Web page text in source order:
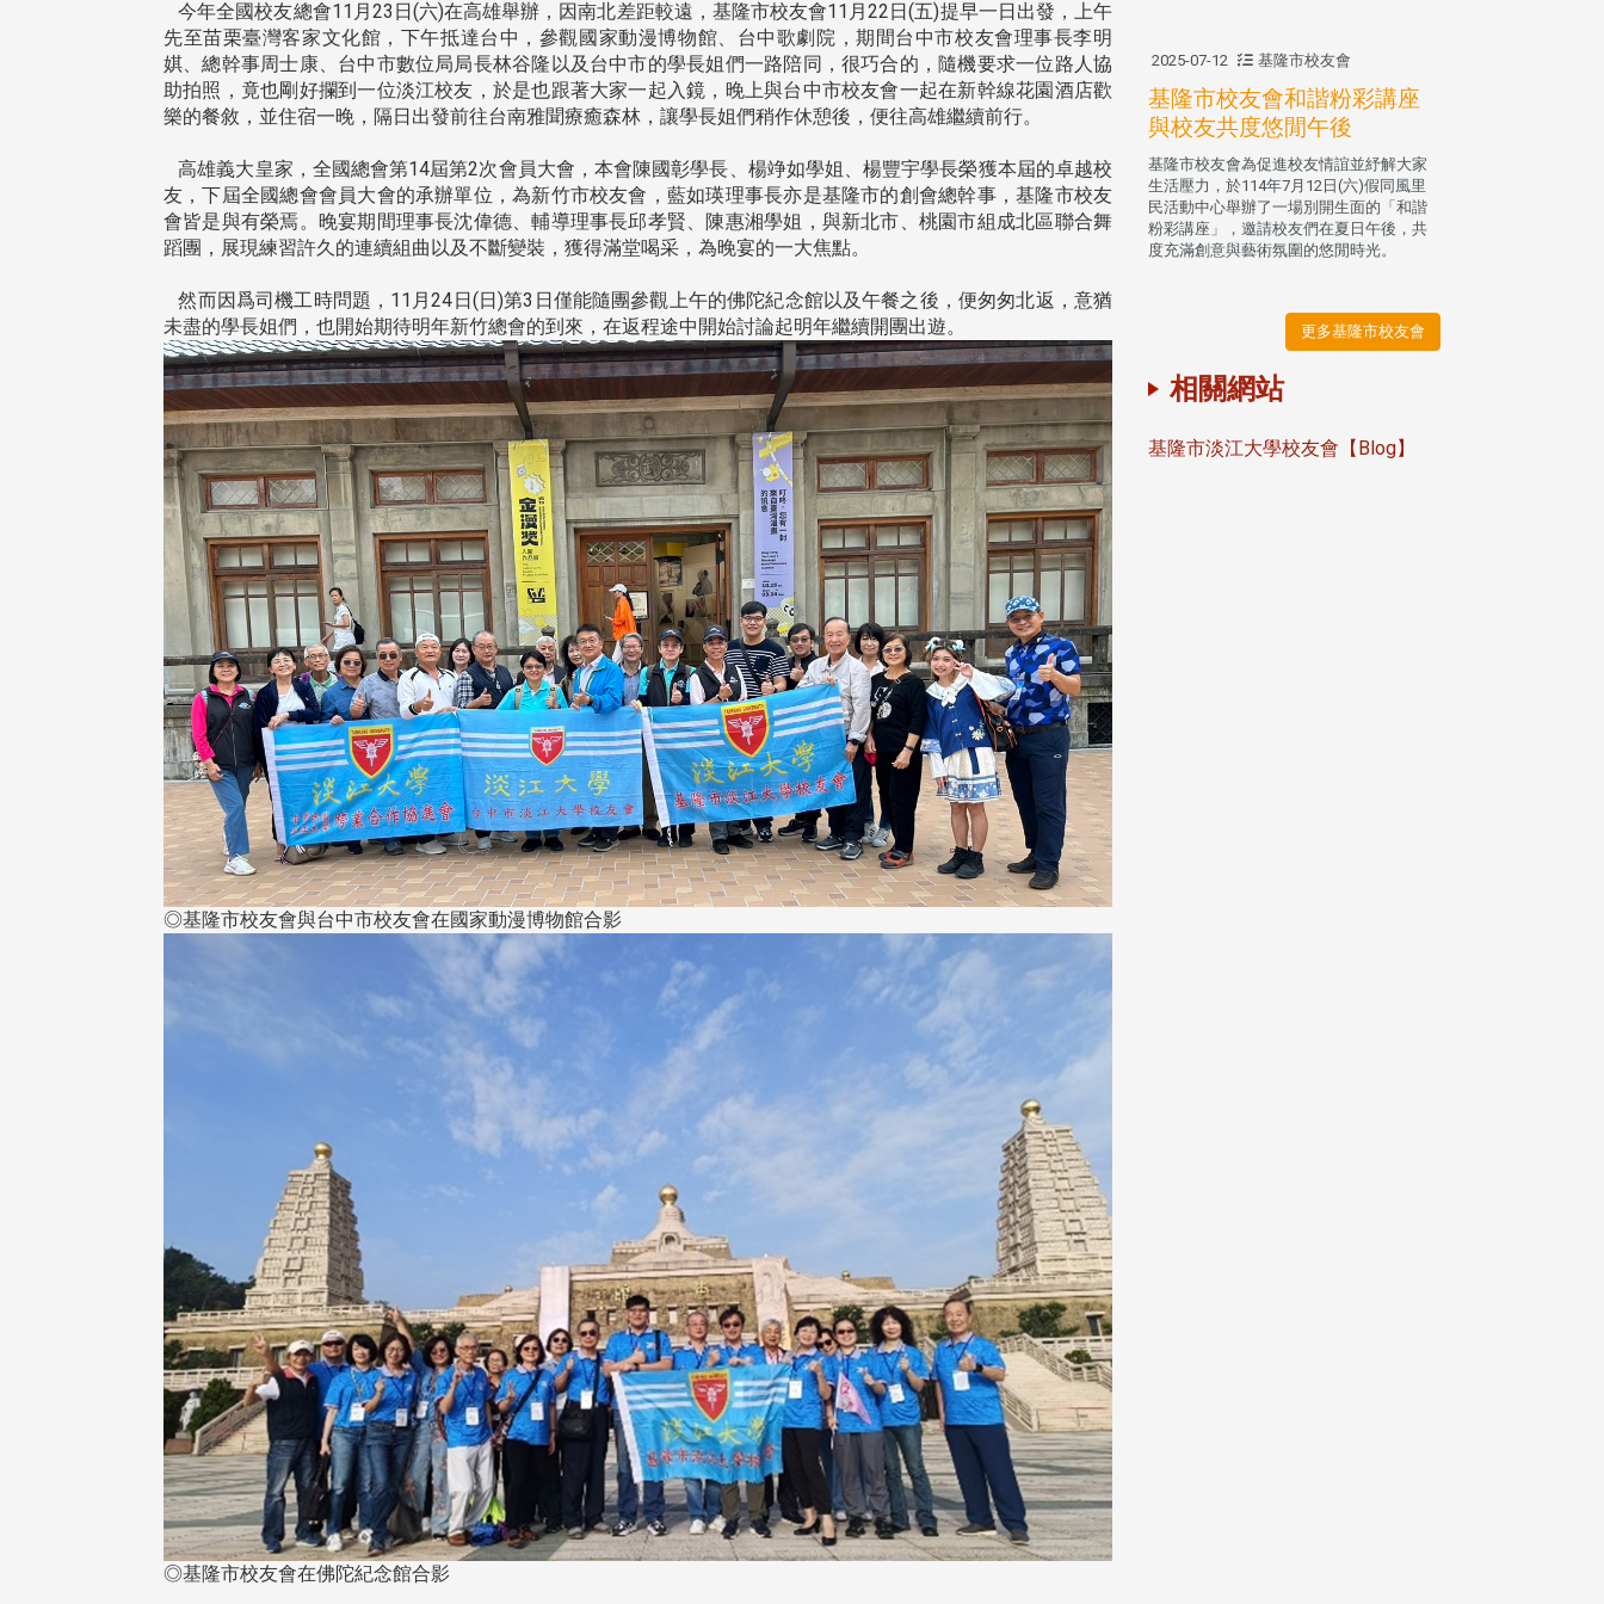
今年全國校友總會11月23日(六)在高雄舉辦，因南北差距較遠，基隆市校友會11月22日(五)提早一日出發，上午
先至苗栗臺灣客家文化館，下午抵達台中，參觀國家動漫博物館、台中歌劇院，期間台中市校友會理事長李明
娸、總幹事周士康、台中市數位局局長林谷隆以及台中市的學長姐們一路陪同，很巧合的，隨機要求一位路人協
助拍照，竟也剛好攔到一位淡江校友，於是也跟著大家一起入鏡，晚上與台中市校友會一起在新幹線花園酒店歡
樂的餐敘，並住宿一晚，隔日出發前往台南雅聞療癒森林，讓學長姐們稍作休憩後，便往高雄繼續前行。
高雄義大皇家，全國總會第14屆第2次會員大會，本會陳國彰學長、楊竫如學姐、楊豐宇學長榮獲本屆的卓越校
友，下屆全國總會會員大會的承辦單位，為新竹市校友會，藍如瑛理事長亦是基隆市的創會總幹事，基隆市校友
會皆是與有榮焉。晚宴期間理事長沈偉德、輔導理事長邱孝賢、陳惠湘學姐，與新北市、桃園市組成北區聯合舞
蹈團，展現練習許久的連續組曲以及不斷變裝，獲得滿堂喝采，為晚宴的一大焦點。
然而因爲司機工時問題，11月24日(日)第3日僅能隨團參觀上午的佛陀紀念館以及午餐之後，便匆匆北返，意猶
未盡的學長姐們，也開始期待明年新竹總會的到來，在返程途中開始討論起明年繼續開團出遊。
◎基隆市校友會與台中市校友會在國家動漫博物館合影
◎基隆市校友會在佛陀紀念館合影
2025-07-12 基隆市校友會
基隆市校友會和諧粉彩講座
與校友共度悠閒午後
基隆市校友會為促進校友情誼並紓解大家
生活壓力，於114年7月12日(六)假同風里
民活動中心舉辦了一場別開生面的「和諧
粉彩講座」，邀請校友們在夏日午後，共
度充滿創意與藝術氛圍的悠閒時光。
更多基隆市校友會
相關網站
基隆市淡江大學校友會【Blog】